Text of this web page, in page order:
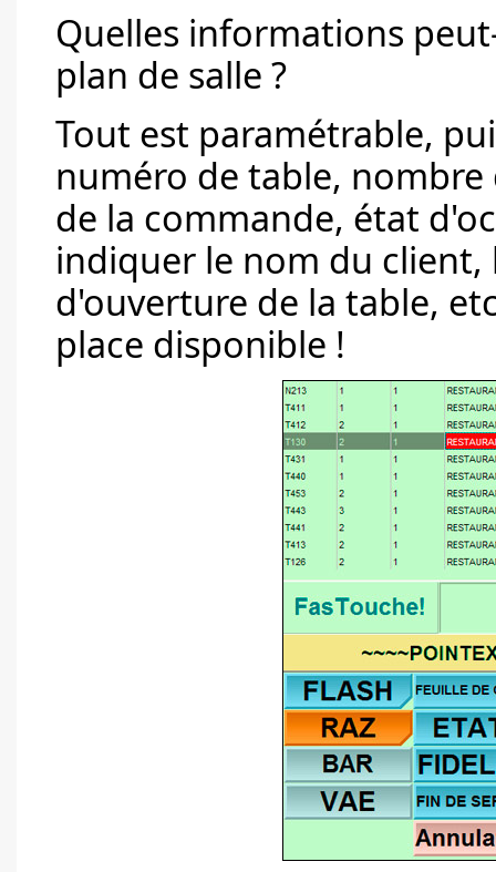
Quelles informations
plan de salle ?
Tout est paramétrable,
numéro de table,
de la commande, état
indiquer le nom du client,
d'ouverture de la table,
place disponible !